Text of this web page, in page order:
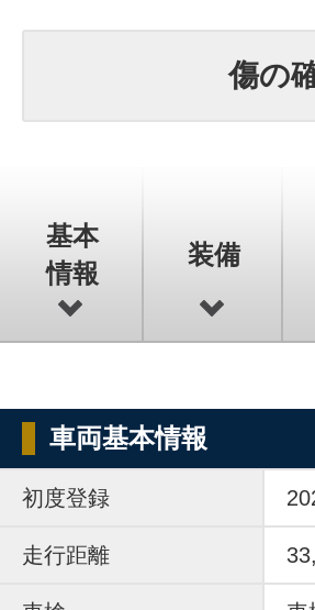
傷の
基本
情報
装備
車両基本情報
初度登録
走行距離